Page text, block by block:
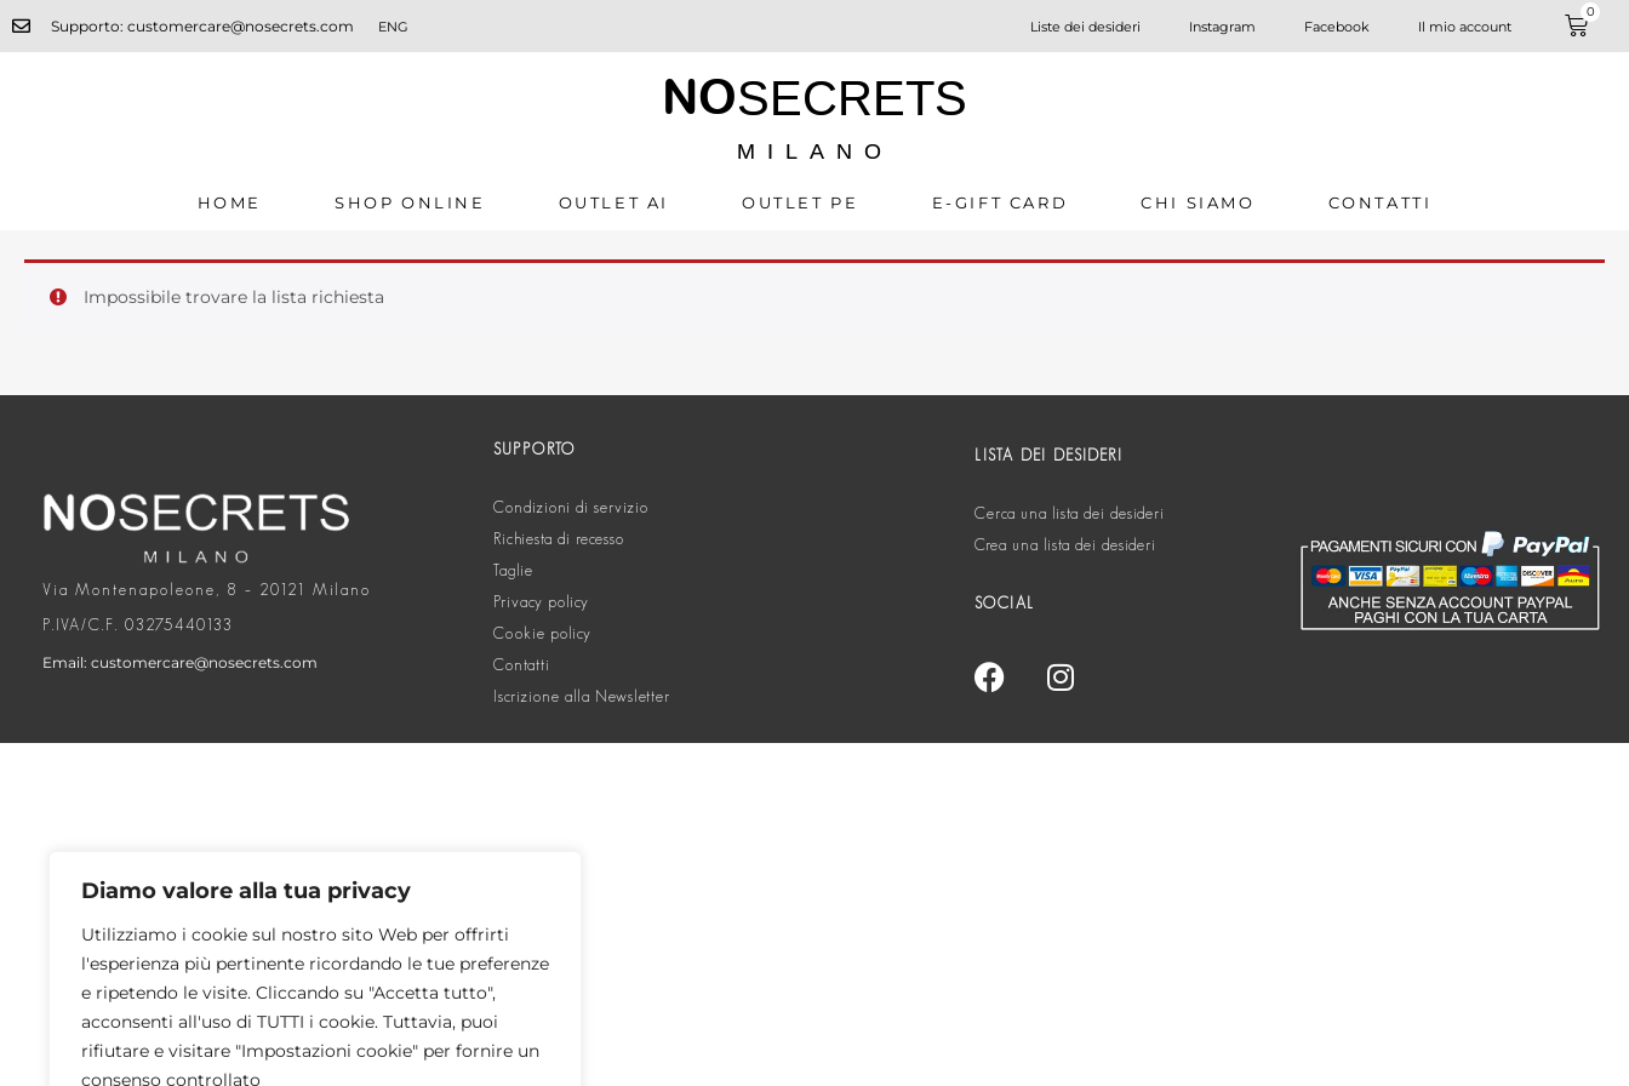
Diamo valore alla tua privacy
Utilizziamo i cookie sul nostro sito Web per offrirti
l'esperienza più pertinente ricordando le tue preferenze
e ripetendo le visite. Cliccando su "Accetta tutto",
acconsenti all'uso di TUTTI i cookie. Tuttavia, puoi
rifiutare e visitare "Impostazioni cookie" per fornire un
consenso controllato
Supporto: customercare@nosecrets.com ENG Liste dei desideri Instagram Facebook Il mio account
0
NOSECRETS
MILANO
HOME SHOP ONLINE OUTLET AI OUTLET PE E-GIFT CARD CHI SIAMO CONTATTI
Impossibile trovare la lista richiesta
Via Montenapoleone, 8 – 20121 Milano
P.IVA/C.F. 03275440133
Email: customercare@nosecrets.com
SUPPORTO
Condizioni di servizio
Richiesta di recesso
Taglie
Privacy policy
Cookie policy
Contatti
Iscrizione alla Newsletter
LISTA DEI DESIDERI
Cerca una lista dei desideri
Crea una lista dei desideri
SOCIAL